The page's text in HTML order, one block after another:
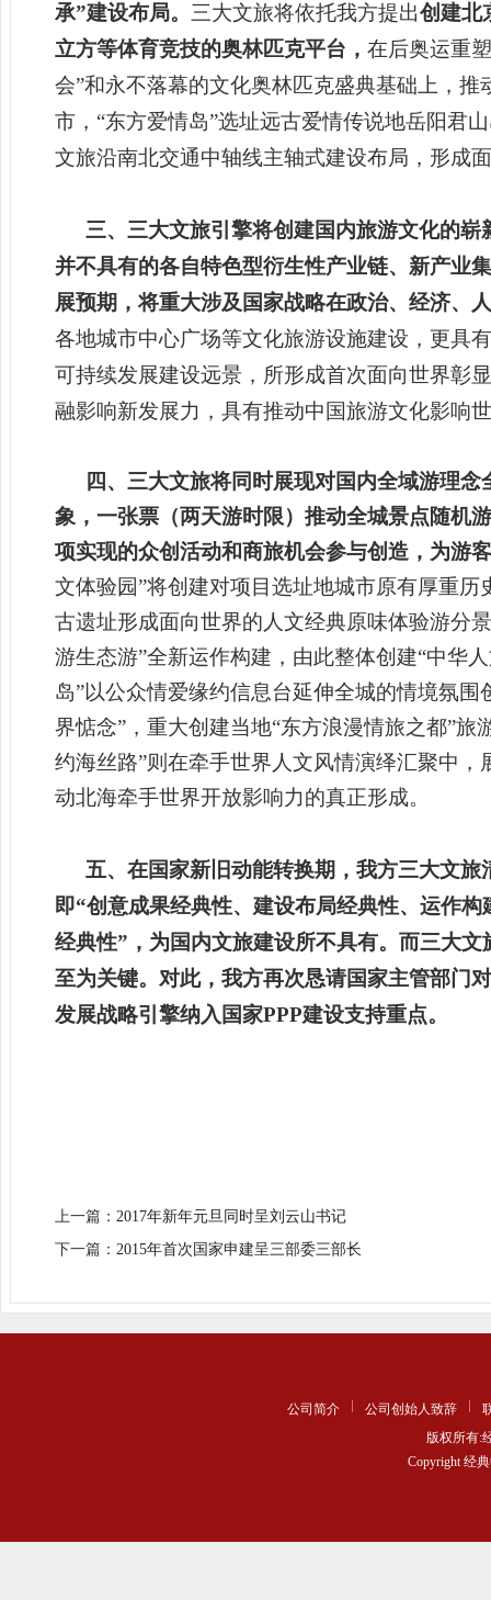
承”建设布局。 三大文旅将依托我方提出创建北
立方等体育竞技的奥林匹克平台， 在后奥运重
会”和永不落幕的文化奥林匹克盛典基础上， 推
市，“东方爱情岛”选址远古爱情传说地岳阳君
文旅沿南北交通中轴线主轴式建设布局，形成
三、三大文旅引擎将创建国内旅游文化的
并不具有的各自特色型衍生性产业链、新产业
展预期，将重大涉及国家战略在政治、经济、
各地城市中心广场等文化旅游设施建设，更具
可持续发展建设远景，所形成首次面向世界彰
融影响新发展力，具有推动中国旅游文化影响
四、三大文旅将同时展现对国内全域游理
象，一张票（两天游时限）推动全城景点随机
项实现的众创活动和商旅机会参与创造，为游
文体验园”将创建对项目选址地城市原有厚重
古遗址形成面向世界的人文经典原味体验游分
游生态游”全新运作构建，由此整体创建“中华
岛”以公众情爱缘约信息台延伸全城的情境氛
界惦念”，重大创建当地“东方浪漫情旅之都”
约海丝路”则在牵手世界人文风情演绎汇聚中
动北海牵手世界开放影响力的真正形成。
五、在国家新旧动能转换期，我方三大文
即“创意成果经典性、建设布局经典性、运作
经典性”，为国内文旅建设所不具有。而三大
至为关键。对此，我方再次恳请国家主管部门
发展战略引擎纳入国家PPP建设支持重点。
上一篇： 2017年新年元旦同时呈刘云山书记
下一篇： 2015年首次国家申建呈三部委三部长
公司简介 公司创始人致辞
版权所有:
Copyright 经